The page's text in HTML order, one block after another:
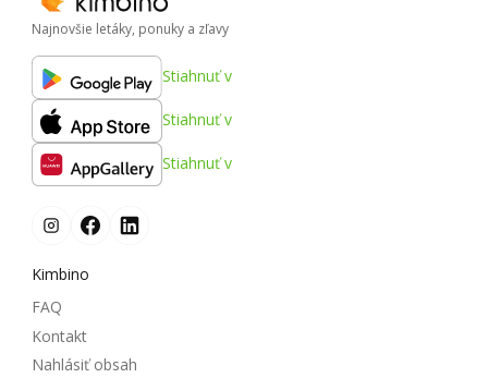
Najnovšie letáky, ponuky a zľavy
Stiahnuť v
Stiahnuť v
Stiahnuť v
Kimbino
FAQ
Kontakt
Nahlásiť obsah